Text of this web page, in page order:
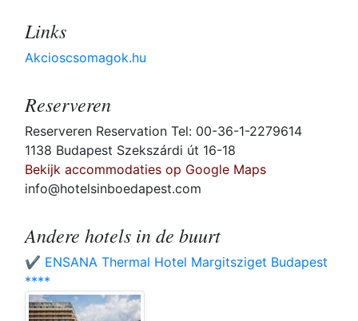
Links
Akcioscsomagok.hu
Reserveren
Reserveren Reservation Tel: 00-36-1-2279614
1138 Budapest Szekszárdi út 16-18
Bekijk accommodaties op Google Maps
info@hotelsinboedapest.com
Andere hotels in de buurt
✔️ ENSANA Thermal Hotel Margitsziget Budapest
****